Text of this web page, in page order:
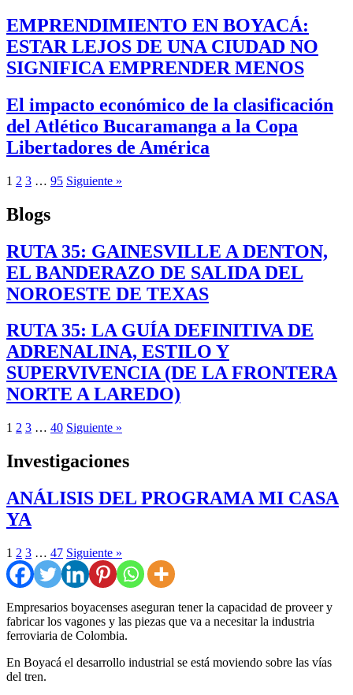
EMPRENDIMIENTO EN BOYACÁ:
ESTAR LEJOS DE UNA CIUDAD NO
SIGNIFICA EMPRENDER MENOS
El impacto económico de la clasificación
del Atlético Bucaramanga a la Copa
Libertadores de América
1 2 3 … 95 Siguiente »
Blogs
RUTA 35: GAINESVILLE A DENTON,
EL BANDERAZO DE SALIDA DEL
NOROESTE DE TEXAS
RUTA 35: LA GUÍA DEFINITIVA DE
ADRENALINA, ESTILO Y
SUPERVIVENCIA (DE LA FRONTERA
NORTE A LAREDO)
1 2 3 … 40 Siguiente »
Investigaciones
ANÁLISIS DEL PROGRAMA MI CASA
YA
1 2 3 … 47 Siguiente »
Empresarios boyacenses aseguran tener la capacidad de proveer y
fabricar los vagones y las piezas que va a necesitar la industria
ferroviaria de Colombia.
En Boyacá el desarrollo industrial se está moviendo sobre las vías
del tren.